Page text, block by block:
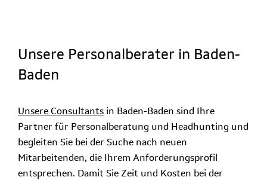
Unsere Personalberater in Baden-
Baden
Unsere Consultants in Baden-Baden sind Ihre
Partner für Personalberatung und Headhunting und
begleiten Sie bei der Suche nach neuen
Mitarbeitenden, die Ihrem Anforderungsprofil
entsprechen. Damit Sie Zeit und Kosten bei der